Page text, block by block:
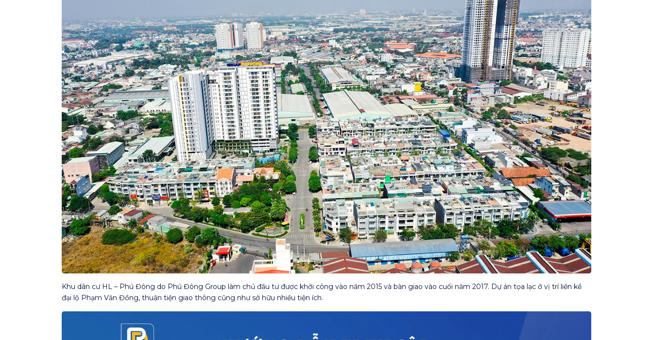
Khu dân cư HL – Phú Đông do Phú Đông Group làm chủ đầu tư được khởi công vào năm 2015 và bàn giao vào cuối năm 2017. Dự án tọa lạc ở vị trí liền kề
đại lộ Phạm Văn Đồng, thuận tiện giao thông cũng như sở hữu nhiều tiện ích.